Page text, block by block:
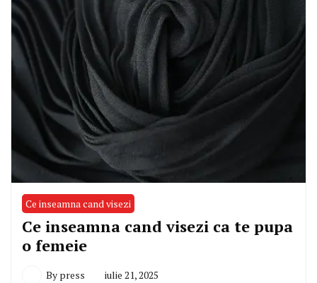
Ce inseamna cand visezi
Ce inseamna cand visezi ca te pupa
o femeie
By press iulie 21, 2025